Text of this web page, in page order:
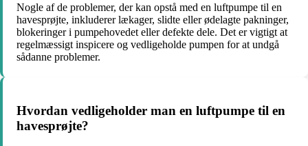
Nogle af de problemer, der kan opstå med en luftpumpe til en
havesprøjte, inkluderer lækager, slidte eller ødelagte pakninger,
blokeringer i pumpehovedet eller defekte dele. Det er vigtigt at
regelmæssigt inspicere og vedligeholde pumpen for at undgå
sådanne problemer.
Hvordan vedligeholder man en luftpumpe til en
havesprøjte?